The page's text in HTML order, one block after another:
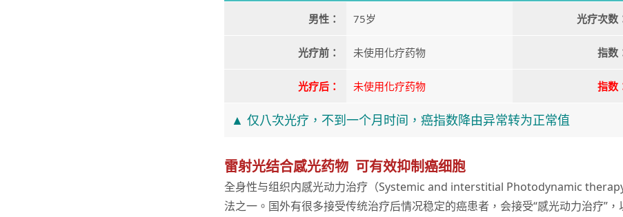
男性： 75岁 光疗次数
光疗前： 未使用化疗药物 指数
光疗后： 未使用化疗药物 指数
▲ 仅八次光疗，不到一个月时间，癌指数降由异常转为正常值
雷射光结合感光药物 可有效抑制癌细胞
全身性与组织内感光动力治疗（Systemic and interstitial Photodynamic
法之一。国外有很多接受传统治疗后情况稳定的癌患者，会接受“感光动力治疗”